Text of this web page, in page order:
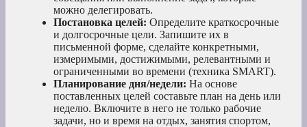
можно делегировать.
Постановка целей: Определите краткосрочные
и долгосрочные цели. Запишите их в
письменной форме, сделайте конкретными,
измеримыми, достижимыми, релевантными и
ограниченными во времени (техника SMART).
Планирование дня/недели: На основе
поставленных целей составьте план на день или
неделю. Включите в него не только рабочие
задачи, но и время на отдых, занятия спортом,